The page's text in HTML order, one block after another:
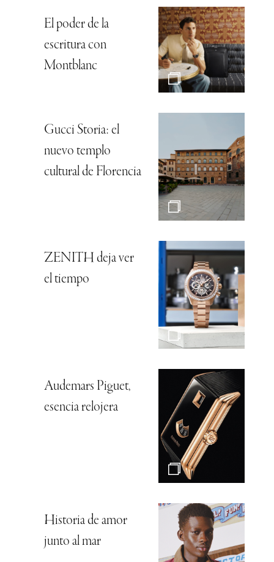
El poder de la
escritura con
Montblanc
Gucci Storia: el
nuevo templo
cultural de Florencia
ZENITH deja ver
el tiempo
Audemars Piguet,
esencia relojera
Historia de amor
junto al mar